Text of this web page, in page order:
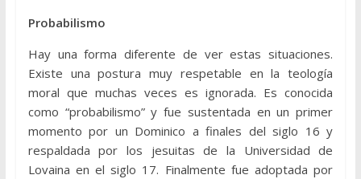
Probabilismo
Hay una forma diferente de ver estas situaciones.
Existe una postura muy respetable en la teología
moral que muchas veces es ignorada. Es conocida
como “probabilismo” y fue sustentada en un primer
momento por un Dominico a finales del siglo 16 y
respaldada por los jesuitas de la Universidad de
Lovaina en el siglo 17. Finalmente fue adoptada por